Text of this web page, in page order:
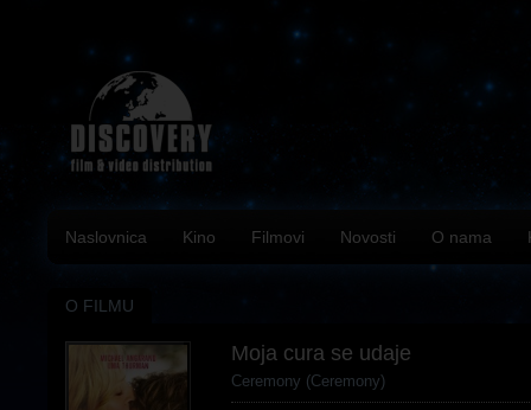
Naslovnica Kino Filmovi Novosti O nama
O FILMU
Moja cura se udaje
Ceremony (Ceremony)